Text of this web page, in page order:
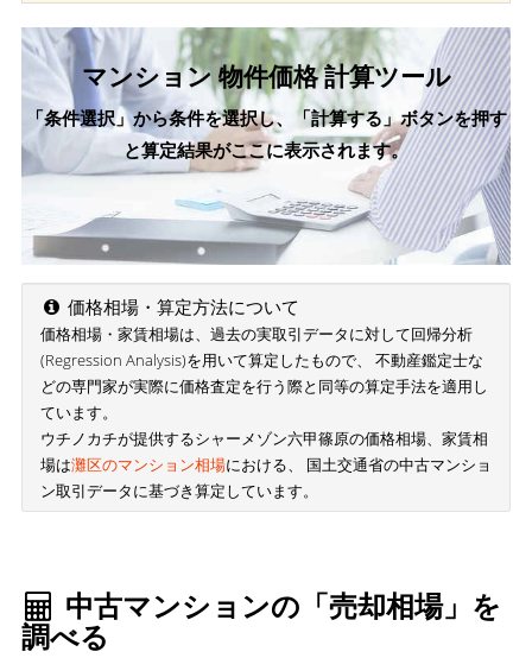
マンション 物件価格 計算ツール
「条件選択」から条件を選択し、「計算する」ボタンを押す
と算定結果がここに表示されます。
価格相場・算定方法について
価格相場・家賃相場は、過去の実取引データに対して回帰分析
(Regression Analysis)を用いて算定したもので、 不動産鑑定士な
どの専門家が実際に価格査定を行う際と同等の算定手法を適用し
ています。
ウチノカチが提供するシャーメゾン六甲篠原の価格相場、家賃相
場は灘区のマンション相場における、 国土交通省の中古マンショ
ン取引データに基づき算定しています。
中古マンションの「売却相場」を
調べる